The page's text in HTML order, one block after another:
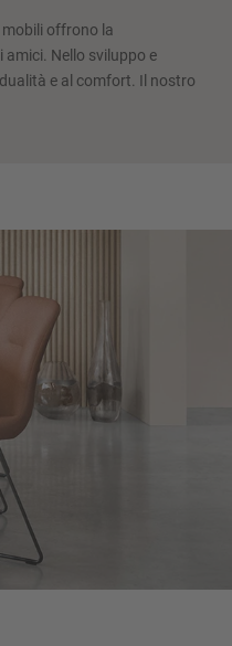
offrono la
Nello sviluppo e
e al comfort. Il nostro